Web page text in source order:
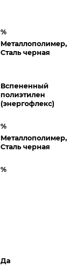
%
Металлополимер,
Сталь черная
Вспененный
полиэтилен
(энергофлекс)
%
Металлополимер,
Сталь черная
%
Да